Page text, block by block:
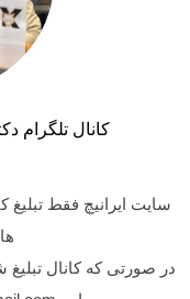
کانال تلگرام
سایت ایرانیچ فقط
در صورتی که کانال تبلیغ